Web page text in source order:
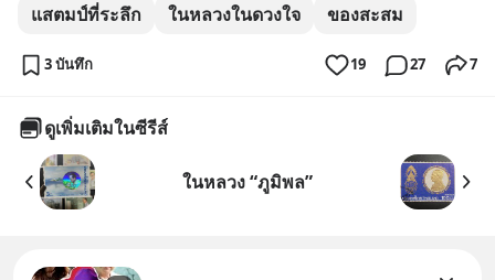
แสตมป์ที่ระลึก ในหลวงในดวงใจ ของสะสม
3 บันทึก 19 27 7
ดูเพิ่มเติมในซีรีส์
ในหลวง “ภูมิพล”